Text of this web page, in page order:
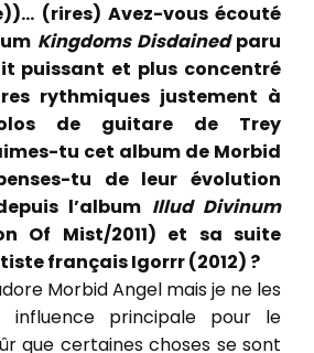
(rires) Avez-vous écouté
Kingdoms Disdainedparu
puissant et plus concentré
rythmiques justement à
de guitare de Trey
tu cet album de Morbid
tu de leur évolution
l’album Illud Divinum
Of Mist/2011) et sa suite
français Igorrr (2012) ?
Morbid Angel mais je ne les
influence principale pour le
que certaines choses se sont